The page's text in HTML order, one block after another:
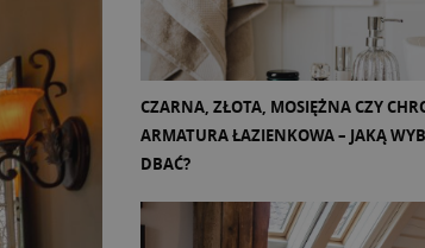
CZARNA, ZŁOTA, MOSIĘŻNA CZY
ARMATURA ŁAZIENKOWA – JAKĄ
DBAĆ?